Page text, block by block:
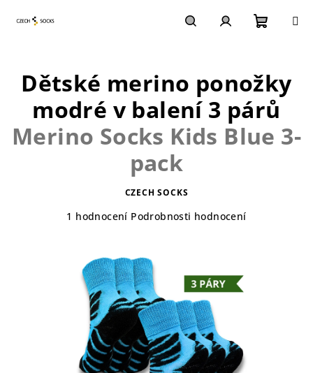
košík
Dětské merino ponožky
modré v balení 3 párů
Merino Socks Kids Blue 3-
pack
CZECH SOCKS
Průměrné
hvězdiček.
1 hodnocení Podrobnosti hodnocení